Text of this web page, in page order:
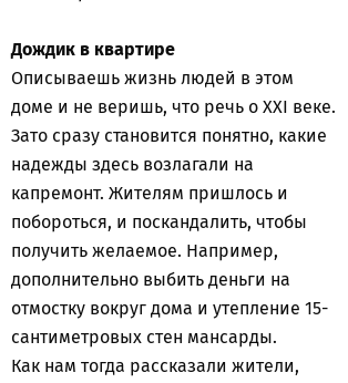
Дождик в квартире
Описываешь жизнь людей в этом
доме и не веришь, что речь о ХХI веке.
Зато сразу становится понятно, какие
надежды здесь возлагали на
капремонт. Жителям пришлось и
побороться, и поскандалить, чтобы
получить желаемое. Например,
дополнительно выбить деньги на
отмостку вокруг дома и утепление 15-
сантиметровых стен мансарды.
Как нам тогда рассказали жители,